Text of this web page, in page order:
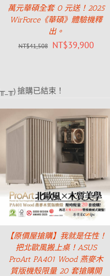
萬元華碩全套 0 元送！2025
WirForce《華碩》體驗機釋
出。
NT$41,508 NT$39,900
搶購已結束！
【原價屋搶購】我就是任性！
把北歐風搬上桌！ASUS
ProArt PA401 Wood 燕麥木
質版機殼限量 20 套搶購開